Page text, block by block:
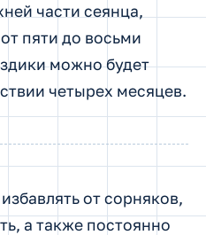
части сеянца,
пяти до восьми
можно будет
четырех месяцев.
от сорняков,
а также постоянно